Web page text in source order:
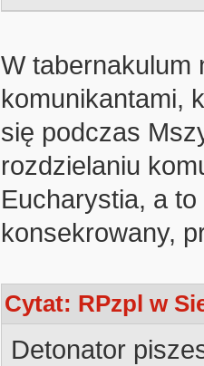
W tabernakulum
komunikantami,
się podczas
rozdzielaniu
Eucharystia, a
konsekrowany,
Cytat: RPzpl w
Detonator